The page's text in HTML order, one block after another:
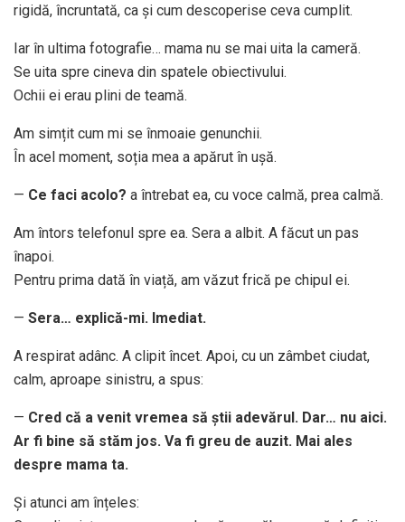
rigidă, încruntată, ca și cum descoperise ceva cumplit.
Iar în ultima fotografie… mama nu se mai uita la cameră.
Se uita spre cineva din spatele obiectivului.
Ochii ei erau plini de teamă.
Am simțit cum mi se înmoaie genunchii.
În acel moment, soția mea a apărut în ușă.
— Ce faci acolo? a întrebat ea, cu voce calmă, prea calmă.
Am întors telefonul spre ea. Sera a albit. A făcut un pas
înapoi.
Pentru prima dată în viață, am văzut frică pe chipul ei.
— Sera… explică-mi. Imediat.
A respirat adânc. A clipit încet. Apoi, cu un zâmbet ciudat,
calm, aproape sinistru, a spus:
— Cred că a venit vremea să știi adevărul. Dar… nu aici.
Ar fi bine să stăm jos. Va fi greu de auzit. Mai ales
despre mama ta.
Și atunci am înțeles: